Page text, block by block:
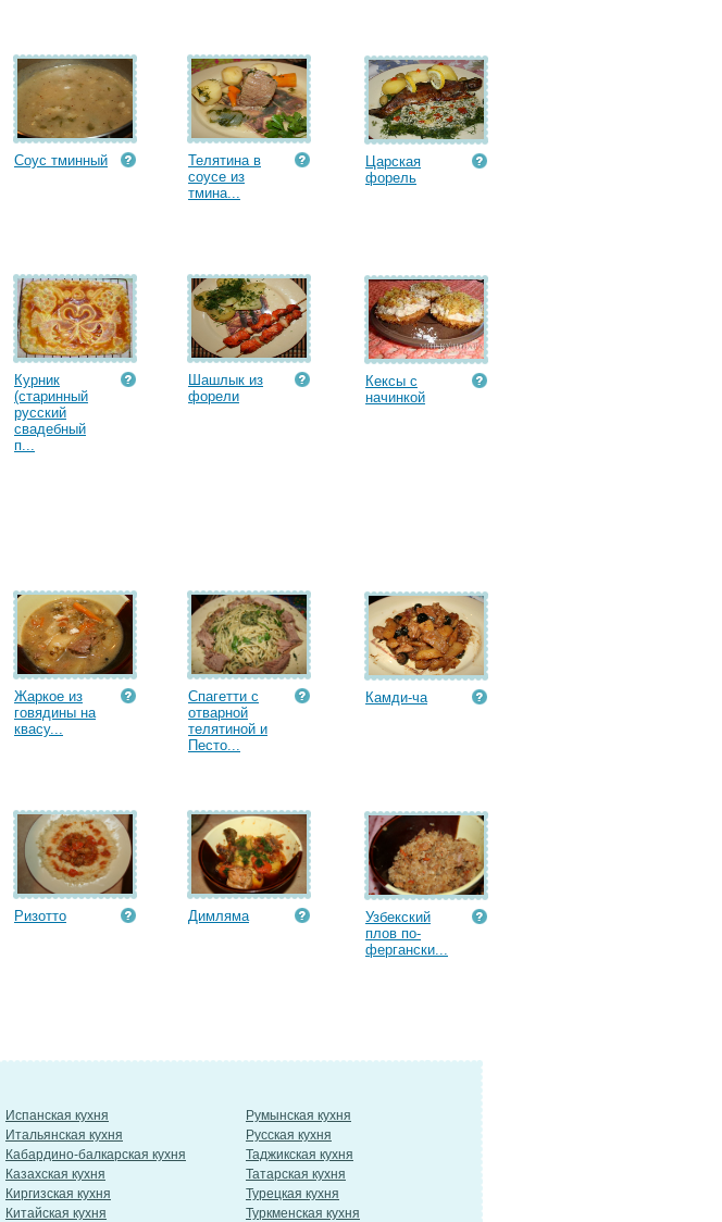
Соус тминный
Телятина в
соусе из
тмина...
Царская
форель
Курник
(старинный
русский
свадебный
п...
Шашлык из
форели
Кексы с
начинкой
Жаркое из
говядины на
квасу...
Спагетти с
отварной
телятиной и
Песто...
Камди-ча
Ризотто Димляма
Узбекский
плов по-
фергански...
Испанская кухня
Итальянская кухня
Кабардино-балкарская кухня
Казахская кухня
Киргизская кухня
Китайская кухня
Румынская кухня
Русская кухня
Таджикская кухня
Татарская кухня
Турецкая кухня
Туркменская кухня